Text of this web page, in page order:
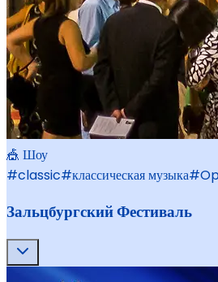
🎪 Шоу
#classic#классическая музыка#
Зальцбургский Фестиваль